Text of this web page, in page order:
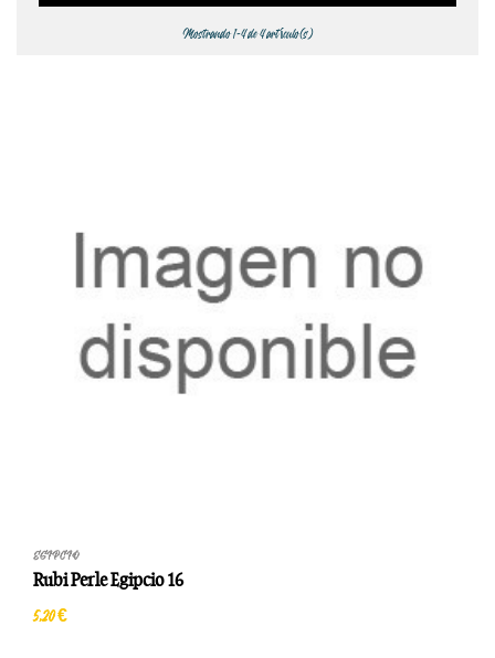
Mostrando 1-4 de 4 artículo(s)
EGIPCIO
Rubi Perle Egipcio 16
5,20 €